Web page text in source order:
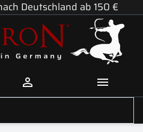
Deutschland ab 150 €
 